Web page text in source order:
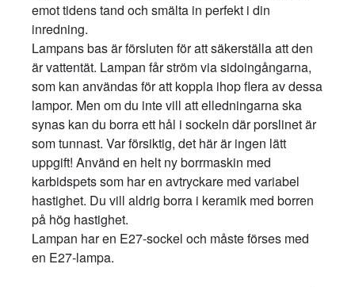
emot tidens tand och smälta in perfekt i din
inredning.
Lampans bas är försluten för att säkerställa att den
är vattentät. Lampan får ström via sidoingångarna,
som kan användas för att koppla ihop flera av dessa
lampor. Men om du inte vill att elledningarna ska
synas kan du borra ett hål i sockeln där porslinet är
som tunnast. Var försiktig, det här är ingen lätt
uppgift! Använd en helt ny borrmaskin med
karbidspets som har en avtryckare med variabel
hastighet. Du vill aldrig borra i keramik med borren
på hög hastighet.
Lampan har en E27-sockel och måste förses med
en E27-lampa.